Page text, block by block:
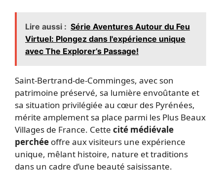
Lire aussi : Série Aventures Autour du Feu
Virtuel: Plongez dans l'expérience unique
avec The Explorer’s Passage!
Saint-Bertrand-de-Comminges, avec son
patrimoine préservé, sa lumière envoûtante et
sa situation privilégiée au cœur des Pyrénées,
mérite amplement sa place parmi les Plus Beaux
Villages de France. Cette cité médiévale
perchée offre aux visiteurs une expérience
unique, mêlant histoire, nature et traditions
dans un cadre d’une beauté saisissante.